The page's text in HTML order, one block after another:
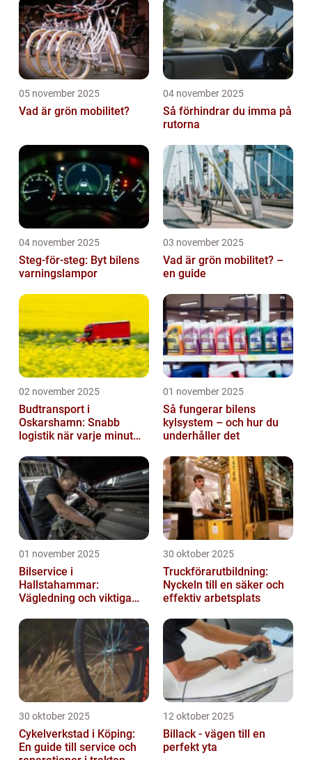
05 november 2025
Vad är grön mobilitet?
04 november 2025
Så förhindrar du imma på
rutorna
04 november 2025
Steg-för-steg: Byt bilens
varningslampor
03 november 2025
Vad är grön mobilitet? –
en guide
02 november 2025
Budtransport i
Oskarshamn: Snabb
logistik när varje minut
01 november 2025
Så fungerar bilens
kylsystem – och hur du
underhåller det
01 november 2025
Bilservice i
Hallstahammar:
Vägledning och viktiga
30 oktober 2025
Truckförarutbildning:
Nyckeln till en säker och
effektiv arbetsplats
30 oktober 2025
Cykelverkstad i Köping:
En guide till service och
12 oktober 2025
Billack - vägen till en
perfekt yta